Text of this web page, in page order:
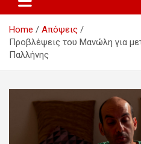
Home
Απόψεις
Προβλέψεις του Μανώλη για
Παλλήνης